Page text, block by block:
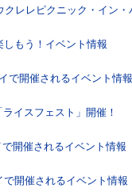
レレピクニック・イン
もう！イベント情報
で開催されるイベント情報
イスフェスト」開催！
開催されるイベント情報
開催されるイベント情報